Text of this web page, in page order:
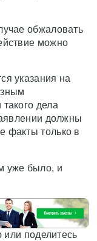
обжаловать
можно
указания на
дела
должны
факты только в
уже было, и
поделитесь